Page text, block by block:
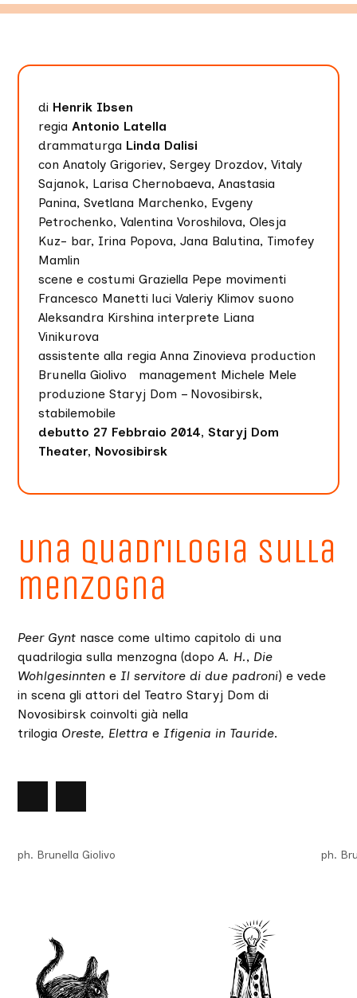
di Henrik Ibsen
regiaAntonio Latella
drammaturga Linda Dalisi
con Anatoly Grigoriev, Sergey Drozdov, Vitaly
Sajanok, Larisa Chernobaeva, Anastasia
Panina, Svetlana Marchenko, Evgeny
Petrochenko, Valentina Voroshilova, Olesja
Kuz- bar, Irina Popova, Jana Balutina, Timofey
Mamlin
scene e costumi Graziella Pepe movimenti
Francesco Manetti luci Valeriy Klimov suono
Aleksandra Kirshina interprete Liana
Vinikurova
assistente alla regia Anna Zinovieva production
Brunella Giolivo management Michele Mele
produzione Staryj Dom – Novosibirsk,
stabilemobile
debutto 27 Febbraio 2014, Staryj Dom
Theater, Novosibirsk
Una quadrilogia sulla
menzogna
Peer Gynt nasce come ultimo capitolo di una
quadrilogia sulla menzogna (dopoA. H., Die
WohlgesinnteneIl servitore di due padroni) e vede
in scena gli attori del Teatro Staryj Dom di
Novosibirsk coinvolti già nella
trilogia Oreste, Elettra eIfigenia in Tauride.
ph. Brunella Giolivo ph.
Slide